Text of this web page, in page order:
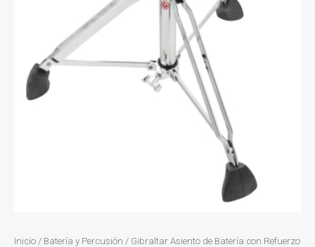
Inicio / Batería y Percusión / Gibraltar Asiento de Batería con Refuerzo